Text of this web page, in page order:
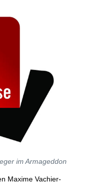
im Armageddon
Maxime Vachier-